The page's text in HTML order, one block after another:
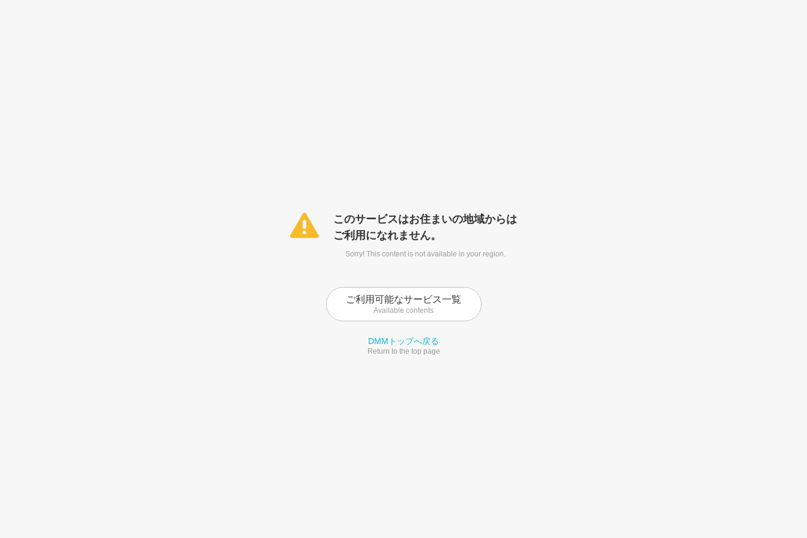
このサービスはお住まいの地域からは
ご利用になれません。
Sorry! This content is not available in your region.
ご利用可能なサービス一覧
Available contents
DMMトップへ戻る
Return to the top page